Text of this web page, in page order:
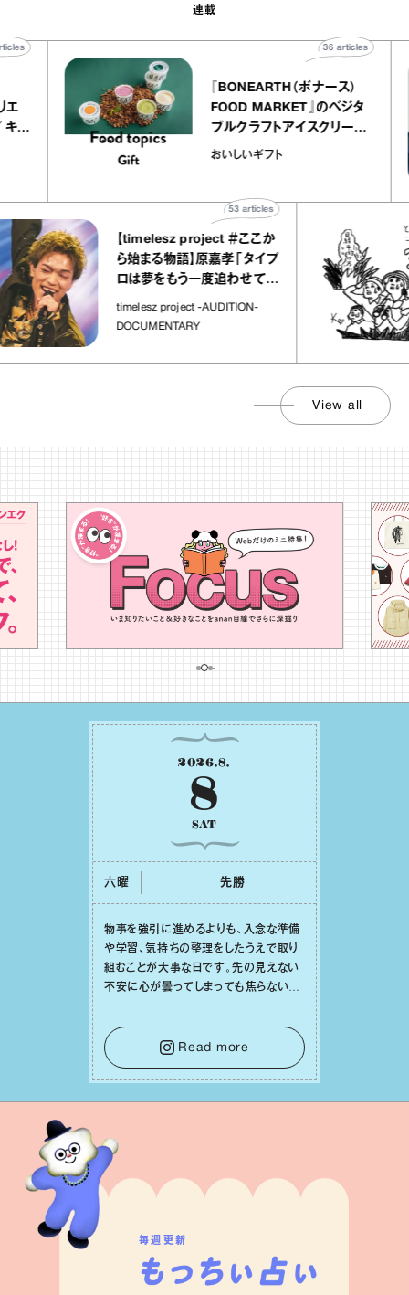
連載
トリエ
ープ キャ
40articles
『BONEARTH（ボナース）
FOOD MARKET』のベジタ
ブルクラフトアイスクリーム
｜真野知子の「おいしいギフ
おいしいギフト
36articles
【timelesz project ＃ここか
ら始まる物語】原嘉孝「タイプ
ロは夢をもう一度追わせてく
れた場所」
timelesz project -AUDITION-
DOCUMENTARY
articles
View all
2026.8.
8
SAT
六曜 先勝
物事を強引に進めるよりも、⼊念な準備
や学習、気持ちの整理をしたうえで取り
組むことが⼤事な⽇です。先の⾒えない
不安に⼼が曇ってしまっても焦らない
⾝や疲れていそうな⼈をいたわることに
時間を使いましょう。ここでしっかりとエ
ネルギーを蓄え、困難を乗り越える⼒に
変えましょう。
Read more
毎週更新